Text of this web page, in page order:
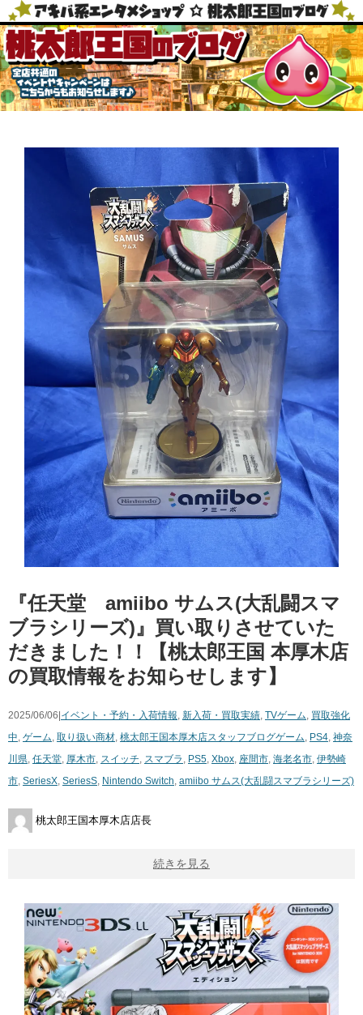
『任天堂 amiibo ​サムス(大乱闘スマ
ブラシリーズ)』買い取りさせていた
だきました！！【桃太郎王国 本厚木店
の買取情報をお知らせします】
2025/06/06|イベント・予約・入荷情報 新入荷・買取実績 TVゲーム 買取強化
中 ゲーム 取り扱い商材 桃太郎王国本厚木店スタッフブログゲーム PS4 神奈
川県 任天堂 厚木市 スイッチ スマブラ PS5 Xbox 座間市 海老名市 伊勢崎
市 SeriesX SeriesS Nintendo Switch amiibo ​サムス(大乱闘スマブラシリーズ)
桃太郎王国本厚木店店長
続きを見る